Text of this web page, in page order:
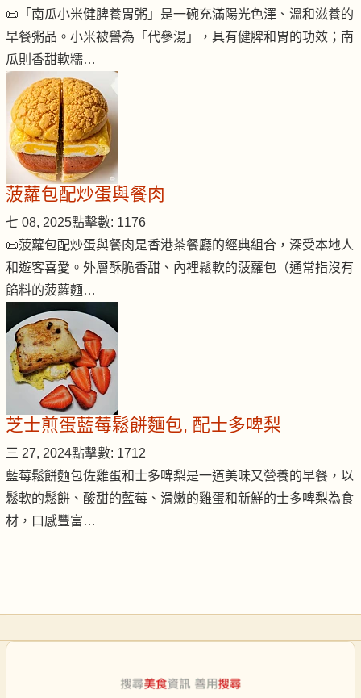
📜「南瓜小米健脾養胃粥」是一碗充滿陽光色澤、溫和滋養的
早餐粥品。小米被譽為「代參湯」，具有健脾和胃的功效；南
瓜則香甜軟糯…
菠蘿包配炒蛋與餐肉
七 08, 2025點擊數: 1176
📜菠蘿包配炒蛋與餐肉是香港茶餐廳的經典組合，深受本地人
和遊客喜愛。外層酥脆香甜、內裡鬆軟的菠蘿包（通常指沒有
餡料的菠蘿麵…
芝士煎蛋藍莓鬆餅麵包, 配士多啤梨
三 27, 2024點擊數: 1712
藍莓鬆餅麵包佐雞蛋和士多啤梨是一道美味又營養的早餐，以
鬆軟的鬆餅、酸甜的藍莓、滑嫩的雞蛋和新鮮的士多啤梨為食
材，口感豐富…